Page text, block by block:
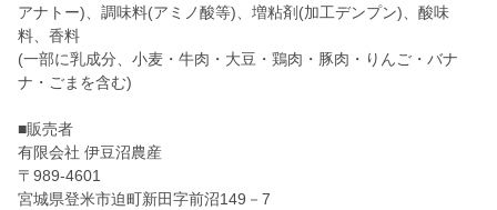
アナトー)、調味料(アミノ酸等)、増粘剤(加工デンプン)、酸味
料、香料
(一部に乳成分、小麦・牛肉・大豆・鶏肉・豚肉・りんご・バナ
ナ・ごまを含む)
■販売者
有限会社 伊豆沼農産
〒989-4601
宮城県登米市迫町新田字前沼149－7